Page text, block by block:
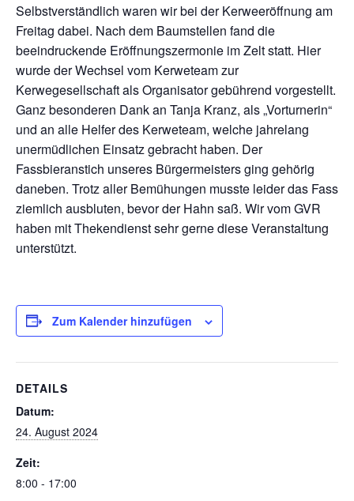
Selbstverständlich waren wir bei der Kerweeröffnung am
Freitag dabei. Nach dem Baumstellen fand die
beeindruckende Eröffnungszermonie im Zelt statt. Hier
wurde der Wechsel vom Kerweteam zur
Kerwegesellschaft als Organisator gebührend vorgestellt.
Ganz besonderen Dank an Tanja Kranz, als „Vorturnerin“
und an alle Helfer des Kerweteam, welche jahrelang
unermüdlichen Einsatz gebracht haben. Der
Fassbieranstich unseres Bürgermeisters ging gehörig
daneben. Trotz aller Bemühungen musste leider das Fass
ziemlich ausbluten, bevor der Hahn saß. Wir vom GVR
haben mit Thekendienst sehr gerne diese Veranstaltung
unterstützt.
Zum Kalender hinzufügen
DETAILS
Datum:
24. August 2024
Zeit:
8:00 - 17:00